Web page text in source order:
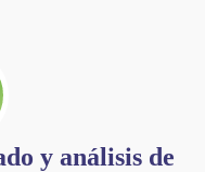
y análisis de